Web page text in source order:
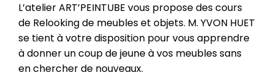
L’atelier ART’PEINTUBE vous propose des cours
de Relooking de meubles et objets. M. YVON HUET
se tient à votre disposition pour vous apprendre
à donner un coup de jeune à vos meubles sans
en chercher de nouveaux.